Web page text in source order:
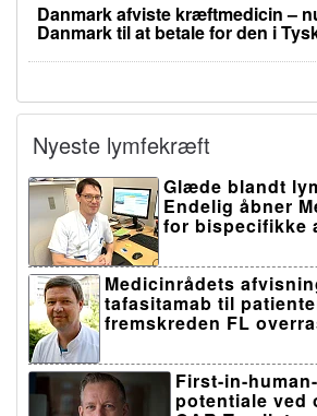
Danmark afviste kræftmedicin –
Danmark til at betale for den i
Nyeste lymfekræft
Glæde blandt
Endelig åbner
for bispecifikke
Medicinrådets
tafasitamab til
fremskreden FL
First-in-
potentiale ved